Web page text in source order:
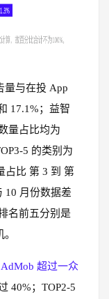
量与在投 App
17.1%；益智
量占比均为
5 的类别为
占比 第 3 到 第
10 月份数据差
名前五分别是
AdMob 超过一众
40%；TOP2-5